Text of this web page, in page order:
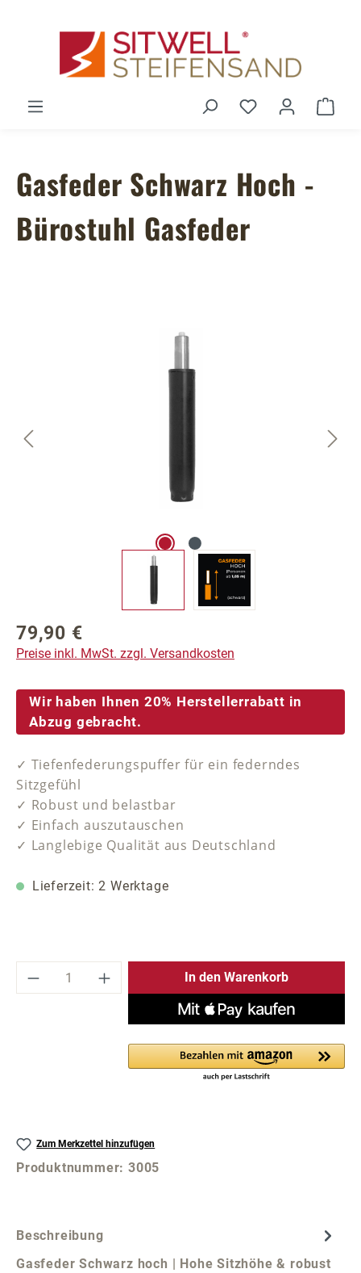
Du hast 0
Gasfeder Schwarz Hoch -
Bürostuhl Gasfeder
Bildergalerie überspringen
Regulärer Preis:
79,90 €
Preise inkl. MwSt. zzgl. Versandkosten
Wir haben Ihnen 20% Herstellerrabatt in
Abzug gebracht.
✓ Tiefenfederungspuffer für ein federndes
Sitzgefühl
✓ Robust und belastbar
✓ Einfach auszutauschen
✓ Langlebige Qualität aus Deutschland
Lieferzeit: 2 Werktage
Produkt Anzahl: Gib den gewünschten
In den Warenkorb
Zum Merkzettel hinzufügen
Produktnummer:3005
Beschreibung
Gasfeder Schwarz hoch | Hohe Sitzhöhe & robust